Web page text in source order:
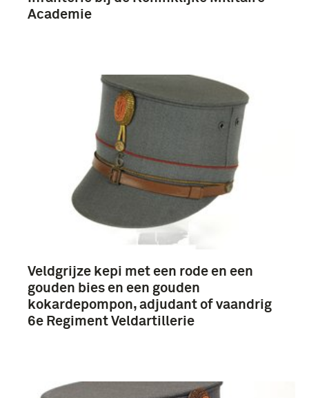
Academie
Veldgrijze kepi met een rode en een
gouden bies en een gouden
kokardepompon, adjudant of vaandrig
6e Regiment Veldartillerie